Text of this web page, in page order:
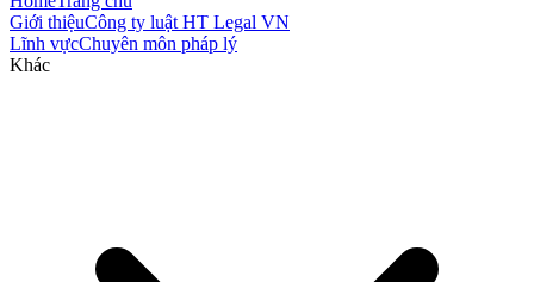
Giới thiệuCông ty luật HT Legal VN
Lĩnh vựcChuyên môn pháp lý
Khác